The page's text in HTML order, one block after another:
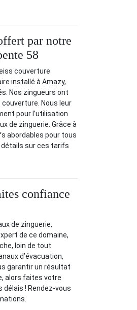
par notre
58
couverture
installé à Amazy,
Nos zingueurs ont
Nous leur
pour l’utilisation
de zinguerie. Grâce à
abordables pour tous
détails sur ces tarifs
confiance
de zinguerie,
de ce domaine,
loin de tout
d’évacuation,
garantir un résultat
alors faites votre
délais ! Rendez-vous